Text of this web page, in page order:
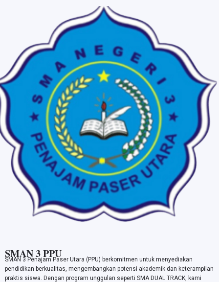
SMAN 3 PPU
SMAN 3 Penajam Paser Utara (PPU) berkomitmen untuk menyediakan
pendidikan berkualitas, mengembangkan potensi akademik dan keterampilan
praktis siswa. Dengan program unggulan seperti SMA DUAL TRACK, kami